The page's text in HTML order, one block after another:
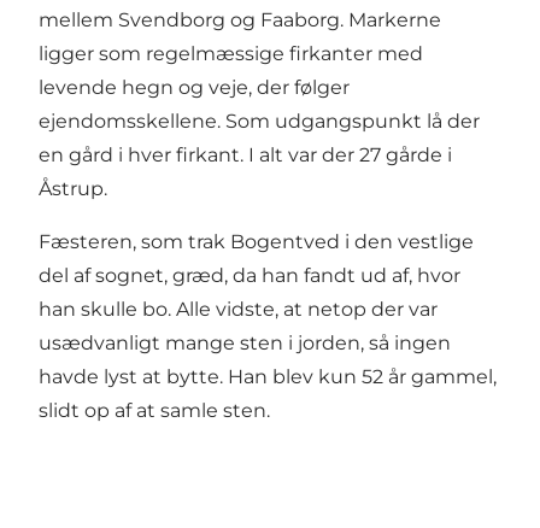
mellem Svendborg og Faaborg. Markerne
ligger som regelmæssige firkanter med
levende hegn og veje, der følger
ejendomsskellene. Som udgangspunkt lå der
en gård i hver firkant. I alt var der 27 gårde i
Åstrup.
Fæsteren, som trak Bogentved i den vestlige
del af sognet, græd, da han fandt ud af, hvor
han skulle bo. Alle vidste, at netop der var
usædvanligt mange sten i jorden, så ingen
havde lyst at bytte. Han blev kun 52 år gammel,
slidt op af at samle sten.